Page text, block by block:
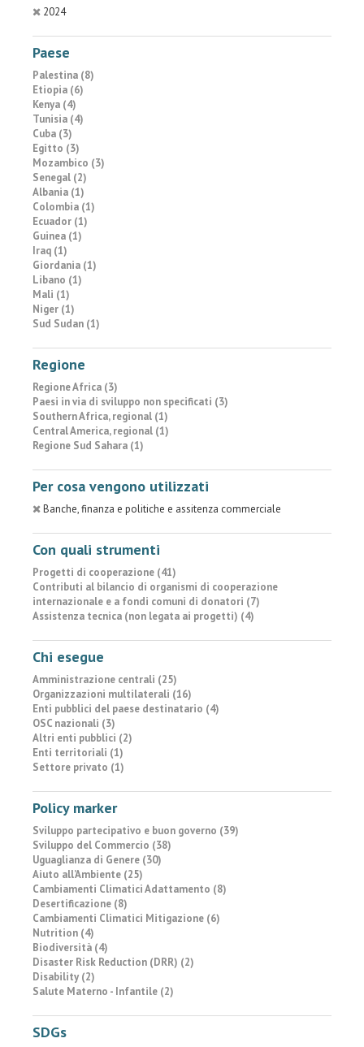
2024
Paese
Palestina (8)
Etiopia (6)
Kenya (4)
Tunisia (4)
Cuba (3)
Egitto (3)
Mozambico (3)
Senegal (2)
Albania (1)
Colombia (1)
Ecuador (1)
Guinea (1)
Iraq (1)
Giordania (1)
Libano (1)
Mali (1)
Niger (1)
Sud Sudan (1)
Regione
Regione Africa (3)
Paesi in via di sviluppo non specificati (3)
Southern Africa, regional (1)
Central America, regional (1)
Regione Sud Sahara (1)
Per cosa vengono utilizzati
Banche, finanza e politiche e assitenza commerciale
Con quali strumenti
Progetti di cooperazione (41)
Contributi al bilancio di organismi di cooperazione
internazionale e a fondi comuni di donatori (7)
Assistenza tecnica (non legata ai progetti) (4)
Chi esegue
Amministrazione centrali (25)
Organizzazioni multilaterali (16)
Enti pubblici del paese destinatario (4)
OSC nazionali (3)
Altri enti pubblici (2)
Enti territoriali (1)
Settore privato (1)
Policy marker
Sviluppo partecipativo e buon governo (39)
Sviluppo del Commercio (38)
Uguaglianza di Genere (30)
Aiuto all’Ambiente (25)
Cambiamenti Climatici Adattamento (8)
Desertificazione (8)
Cambiamenti Climatici Mitigazione (6)
Nutrition (4)
Biodiversità (4)
Disaster Risk Reduction (DRR) (2)
Disability (2)
Salute Materno - Infantile (2)
SDGs